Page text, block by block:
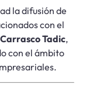
la difusión de
con el
Tadic,
con el ámbito